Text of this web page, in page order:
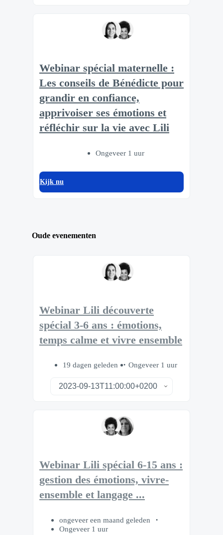
Webinar spécial maternelle :
Les conseils de Bénédicte pour
grandir en confiance,
apprivoiser ses émotions et
réfléchir sur la vie avec Lili
Ongeveer 1 uur
Kijk nu
Oude evenementen
Webinar Lili découverte
spécial 3-6 ans : émotions,
temps calme et vivre ensemble
19 dagen geleden Ongeveer 1 uur
Webinar Lili spécial 6-15 ans :
gestion des émotions, vivre-
ensemble et langage ...
ongeveer een maand geleden
Ongeveer 1 uur